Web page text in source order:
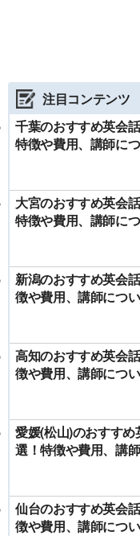
注目コンテンツ
千葉のおすすめ英会
特徴や費用、講師に
大宮のおすすめ英会
特徴や費用、講師に
新潟のおすすめ英会
徴や費用、講師につ
高知のおすすめ英会
徴や費用、講師につ
愛媛(松山)のおすす
選！特徴や費用、講
仙台のおすすめ英会
徴や費用、講師につ